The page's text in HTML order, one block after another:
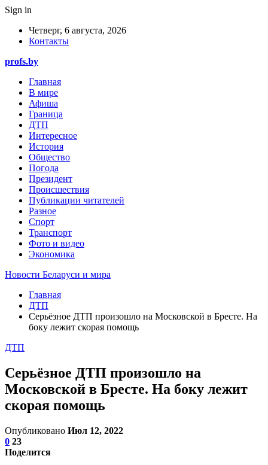
Sign in
Четверг, 6 августа, 2026
Контакты
profs.by
Главная
В мире
Афиша
Граница
ДТП
Интересное
История
Общество
Погода
Президент
Происшествия
Публикации читателей
Разное
Спорт
Транспорт
Фото и видео
Экономика
Новости Беларуси и мира
Главная
ДТП
Серьёзное ДТП произошло на Московской в Бресте. На
боку лежит скорая помощь
ДТП
Серьёзное ДТП произошло на
Московской в Бресте. На боку лежит
скорая помощь
Опубликовано Июл 12, 2022
0 23
Поделится